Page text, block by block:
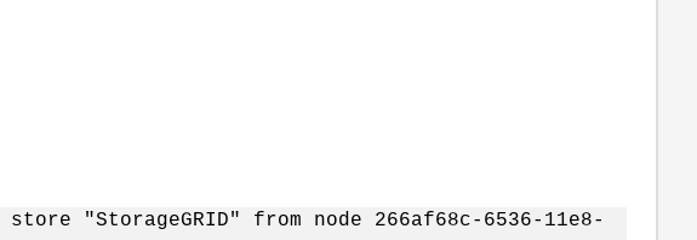
"StorageGRID" from node 266af68c-6536-11e8-